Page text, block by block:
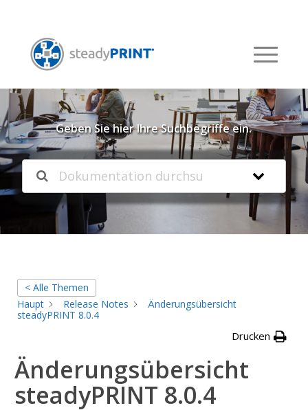
Willkommen in unserer
Knowledgebase
Geben Sie hier Ihre Suchbegriffe ein.
< Alle Themen
Haupt
Release Notes
Änderungsübersicht
steadyPRINT 8.0.4
Drucken
Änderungsübersicht
steadyPRINT 8.0.4